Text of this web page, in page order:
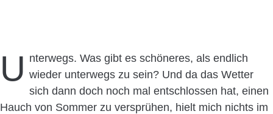
U nterwegs. Was gibt es schöneres, als endlich
wieder unterwegs zu sein? Und da das Wetter
sich dann doch noch mal entschlossen hat, einen
Hauch von Sommer zu versprühen, hielt mich nichts im